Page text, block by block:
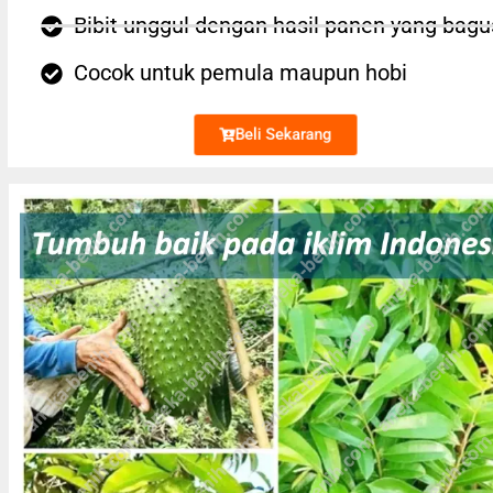
Bibit unggul dengan hasil panen yang
Cocok untuk pemula maupun hobi
Beli Sekarang